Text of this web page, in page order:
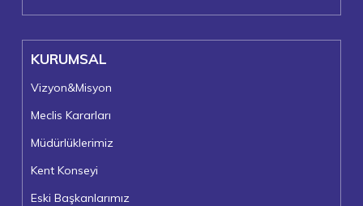
KURUMSAL
Vizyon&Misyon
Meclis Kararları
Müdürlüklerimiz
Kent Konseyi
Eski Başkanlarımız